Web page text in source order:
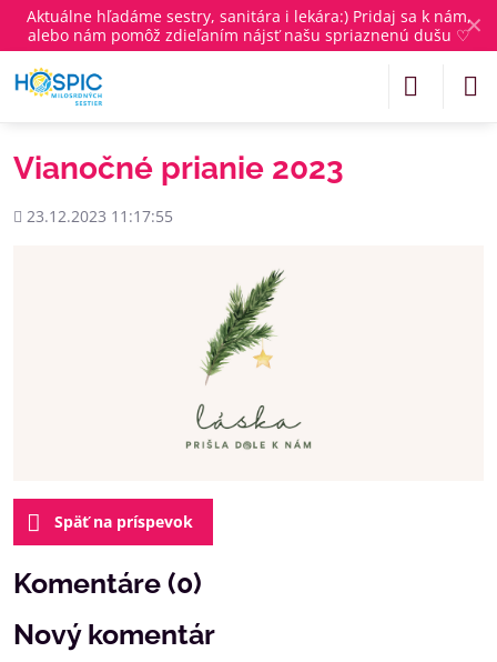
✕
Aktuálne hľadáme sestry, sanitára i lekára:) Pridaj sa k nám,
alebo nám pomôž zdieľaním nájsť našu spriaznenú dušu ♡
Vianočné prianie 2023
Pridané
23.12.2023 11:17:55
Späť na príspevok
Komentáre (0)
Nový komentár